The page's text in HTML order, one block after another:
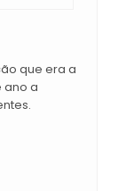
que era a
ano a